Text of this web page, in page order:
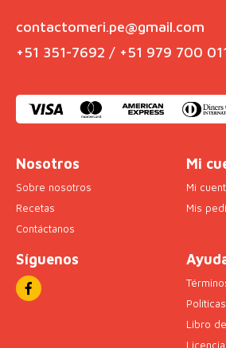
contactomeri.pe@gmail.com
+51 351-7692 / +51 979 700
Nosotros
Sobre nosotros
Recetas
Contáctanos
Mi
Mi
Mis
Síguenos
Libro